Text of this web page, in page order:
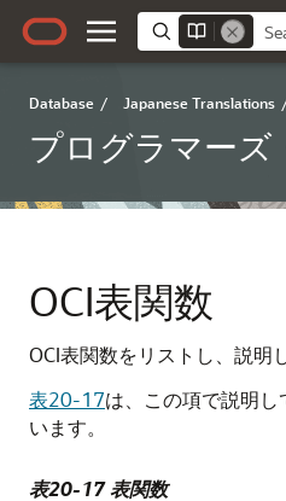
Database / Japanese Translations
プログラマーズ
OCI表関数
OCI表関数をリストし、説明
表20-17は、この項で説明し
います。
表20-17 表関数